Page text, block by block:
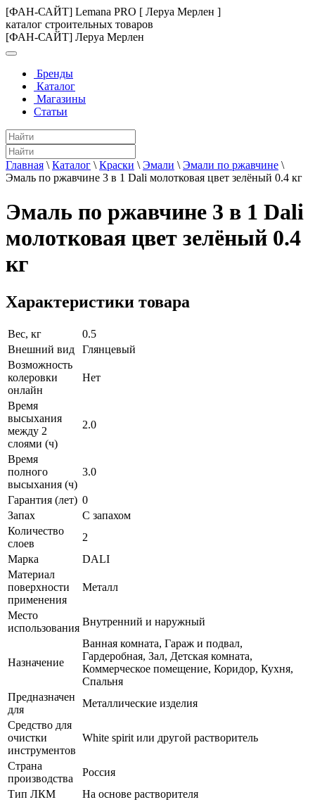
[ФАН-САЙТ] Lemana PRO [ Леруа Мерлен ]
каталог строительных товаров
[ФАН-САЙТ] Леруа Мерлен
Бренды
Каталог
Магазины
Статьи
Главная \ Каталог \ Краски \ Эмали \ Эмали по ржавчине \
Эмаль по ржавчине 3 в 1 Dali молотковая цвет зелёный 0.4 кг
Эмаль по ржавчине 3 в 1 Dali
молотковая цвет зелёный 0.4
кг
Характеристики товара
Вес, кг
0.5
Внешний вид
Глянцевый
Возможность
колеровки
онлайн
Нет
Время
высыхания
между 2
слоями (ч)
2.0
Время
полного
высыхания (ч)
3.0
Гарантия (лет) 0
Запах
С запахом
Количество
слоев
2
Марка
DALI
Материал
поверхности
применения
Металл
Место
использования
Внутренний и наружный
Назначение
Ванная комната, Гараж и подвал,
Гардеробная, Зал, Детская комната,
Коммерческое помещение, Коридор, Кухня,
Спальня
Предназначен
для
Металлические изделия
Средство для
очистки
инструментов
White spirit или другой растворитель
Страна
производства
Россия
Тип ЛКМ
На основе растворителя